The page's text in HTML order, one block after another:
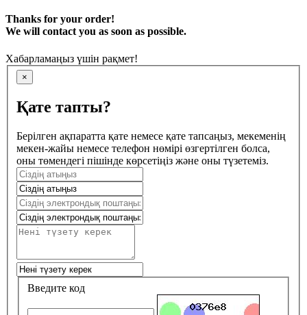
Thanks for your order!
We will contact you as soon as possible.
Хабарламаңыз үшін рақмет!
×
Қате тапты?
Берілген ақпаратта қате немесе қате тапсаңыз, мекеменің
мекен-жайы немесе телефон нөмірі өзгертілген болса,
оны төмендегі пішінде көрсетіңіз және оны түзетеміз.
Введите код